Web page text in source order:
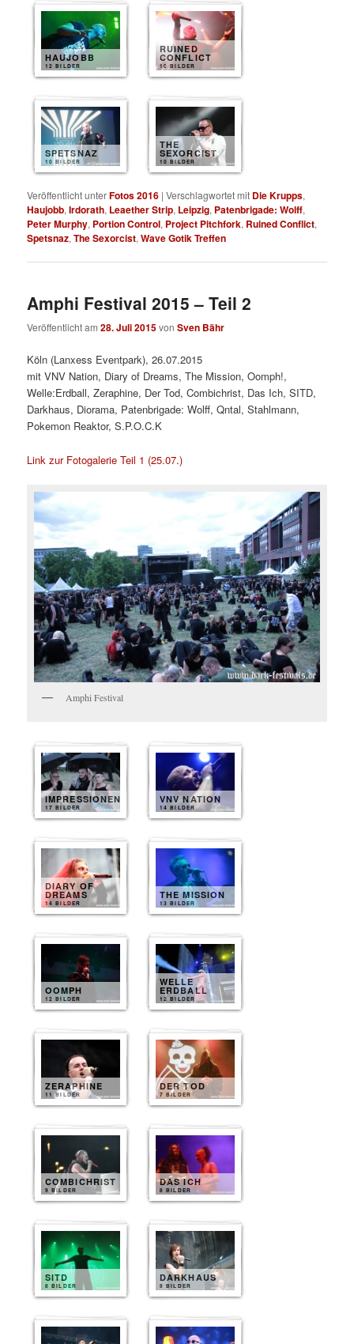
HAUJOBB
12 BILDER
RUINED
CONFLICT
10 BILDER
SPETSNAZ
10 BILDER
THE
SEXORCIST
10 BILDER
Veröffentlicht unterFotos 2016 |Verschlagwortet mit Die Krupps,
Haujobb,Irdorath, Leaether Strip, Leipzig, Patenbrigade: Wolff,
Peter Murphy, Portion Control, Project Pitchfork, Ruined Conflict,
Spetsnaz,The Sexorcist,Wave Gotik Treffen
Amphi Festival 2015 – Teil 2
Veröffentlicht am28. Juli 2015vonSven Bähr
Köln (Lanxess Eventpark), 26.07.2015
mit VNV Nation, Diary of Dreams, The Mission, Oomph!,
Welle:Erdball, Zeraphine, Der Tod, Combichrist, Das Ich, SITD,
Darkhaus, Diorama, Patenbrigade: Wolff, Qntal, Stahlmann,
Pokemon Reaktor, S.P.O.C.K
Link zur Fotogalerie Teil 1 (25.07.)
Amphi Festival
IMPRESSIONEN
17 BILDER
VNV NATION
14 BILDER
DIARY OF
DREAMS
14 BILDER
THE MISSION
13 BILDER
OOMPH
12 BILDER
WELLE
ERDBALL
12 BILDER
ZERAPHINE
11 BILDER
DER TOD
7 BILDER
COMBICHRIST
9 BILDER
DAS ICH
8 BILDER
SITD
8 BILDER
DARKHAUS
8 BILDER